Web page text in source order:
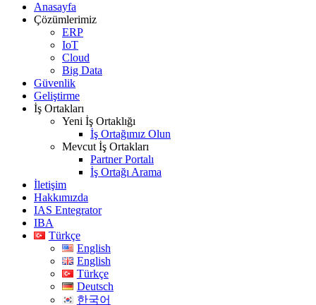
Anasayfa
Çözümlerimiz
ERP
IoT
Cloud
Big Data
Güvenlik
Geliştirme
İş Ortakları
Yeni İş Ortaklığı
İş Ortağımız Olun
Mevcut İş Ortakları
Partner Portalı
İş Ortağı Arama
İletişim
Hakkımızda
IAS Entegrator
IBA
Türkçe
English
English
Türkçe
Deutsch
한국어